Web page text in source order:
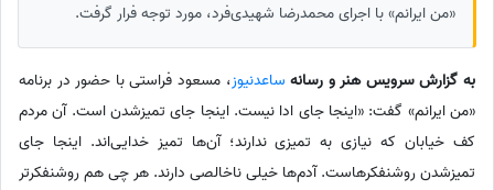
«من ایرانم» با اجرای محمدرضا شهیدی‌فرد، مورد توجه فرار گرفت.
به گزارش سرویس هنر و رسانه ساعدنیوز، مسعود فراستی با حضور در برنامه
«من ایرانم» گفت: «اینجا جای ادا نیست. اینجا جای تمیزشدن است. آن مردم
کف خیابان که نیازی به تمیزی ندارند؛ آن‌ها تمیز خدایی‌اند. اینجا جای
تمیزشدن روشنفکرهاست. آدم‌ها خیلی ناخالصی دارند. هر چی هم روشنفکرتر